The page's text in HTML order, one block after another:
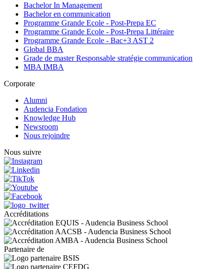
Bachelor In Management
Bachelor en communication
Programme Grande Ecole - Post-Prepa EC
Programme Grande Ecole - Post-Prepa Littéraire
Programme Grande Ecole - Bac+3 AST 2
Global BBA
Grade de master Responsable stratégie communication
MBA IMBA
Corporate
Alumni
Audencia Fondation
Knowledge Hub
Newsroom
Nous rejoindre
Nous suivre
Accréditations
Partenaire de